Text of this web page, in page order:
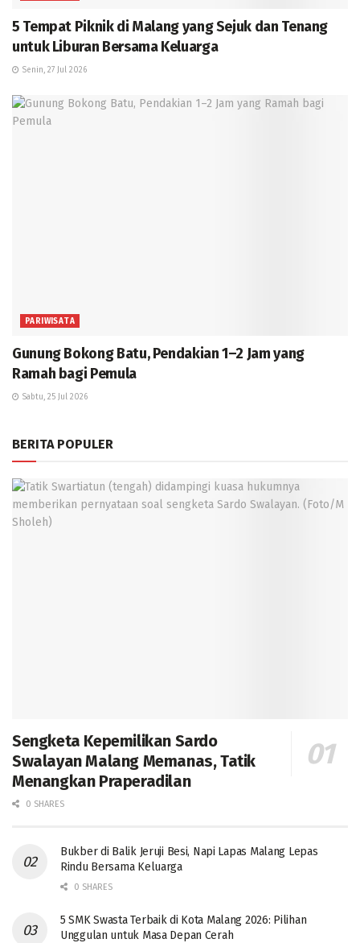
5 Tempat Piknik di Malang yang Sejuk dan Tenang
untuk Liburan Bersama Keluarga
Senin, 27 Jul 2026
PARIWISATA
Gunung Bokong Batu, Pendakian 1–2 Jam yang
Ramah bagi Pemula
Sabtu, 25 Jul 2026
BERITA POPULER
Sengketa Kepemilikan Sardo
Swalayan Malang Memanas, Tatik
Menangkan Praperadilan
0 SHARES
Bukber di Balik Jeruji Besi, Napi Lapas Malang Lepas
Rindu Bersama Keluarga
0 SHARES
5 SMK Swasta Terbaik di Kota Malang 2026: Pilihan
Unggulan untuk Masa Depan Cerah